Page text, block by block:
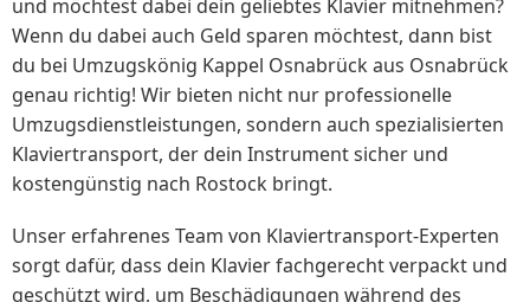
und möchtest dabei dein geliebtes Klavier mitnehmen?
Wenn du dabei auch Geld sparen möchtest, dann bist
du bei Umzugskönig Kappel Osnabrück aus Osnabrück
genau richtig! Wir bieten nicht nur professionelle
Umzugsdienstleistungen, sondern auch spezialisierten
Klaviertransport, der dein Instrument sicher und
kostengünstig nach Rostock bringt.
Unser erfahrenes Team von Klaviertransport-Experten
sorgt dafür, dass dein Klavier fachgerecht verpackt und
geschützt wird, um Beschädigungen während des